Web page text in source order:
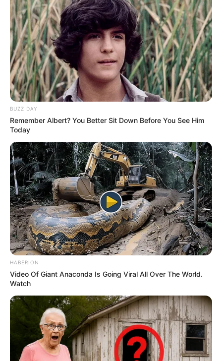
BUZZ DAY
Remember Albert? You Better Sit Down Before You See Him
Today
HABERION
Video Of Giant Anaconda Is Going Viral All Over The World.
Watch